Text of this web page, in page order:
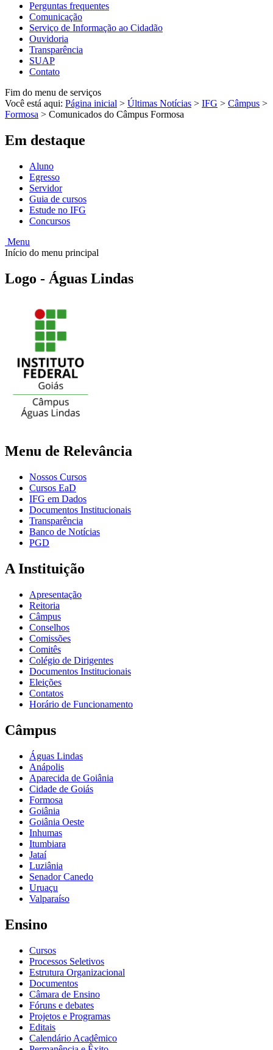
Perguntas frequentes
Comunicação
Serviço de Informação ao Cidadão
Ouvidoria
Transparência
SUAP
Contato
Fim do menu de serviços
Você está aqui: Página inicial > Últimas Notícias > IFG > Câmpus >
Formosa > Comunicados do Câmpus Formosa
Em destaque
Aluno
Egresso
Servidor
Guia de cursos
Estude no IFG
Concursos
Menu
Início do menu principal
Logo - Águas Lindas
Menu de Relevância
Nossos Cursos
Cursos EaD
IFG em Dados
Documentos Institucionais
Transparência
Banco de Notícias
PGD
A Instituição
Apresentação
Reitoria
Câmpus
Conselhos
Comissões
Comitês
Colégio de Dirigentes
Documentos Institucionais
Eleições
Contatos
Horário de Funcionamento
Câmpus
Águas Lindas
Anápolis
Aparecida de Goiânia
Cidade de Goiás
Formosa
Goiânia
Goiânia Oeste
Inhumas
Itumbiara
Jataí
Luziânia
Senador Canedo
Uruaçu
Valparaíso
Ensino
Cursos
Processos Seletivos
Estrutura Organizacional
Documentos
Câmara de Ensino
Fóruns e debates
Projetos e Programas
Editais
Calendário Acadêmico